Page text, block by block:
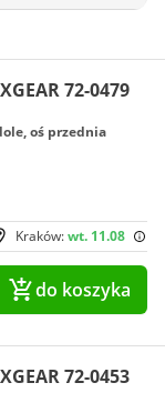
72-0479
oś przednia
Kraków:wt. 11.08
do koszyka
72-0453